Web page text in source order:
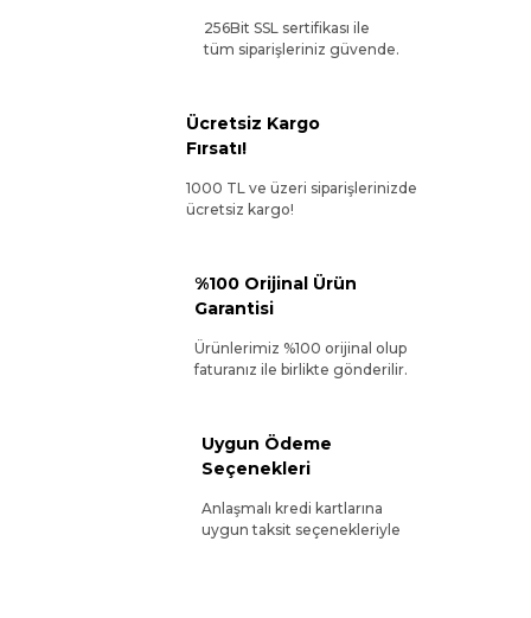
256Bit SSL sertifikası ile
tüm siparişleriniz güvende.
Ücretsiz Kargo
Fırsatı!
1000 TL ve üzeri siparişlerinizde
ücretsiz kargo!
%100 Orijinal Ürün
Garantisi
Ürünlerimiz %100 orijinal olup
faturanız ile birlikte gönderilir.
Uygun Ödeme
Seçenekleri
Anlaşmalı kredi kartlarına
uygun taksit seçenekleriyle